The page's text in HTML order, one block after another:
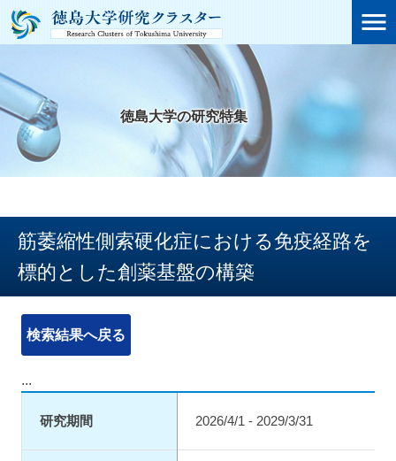

徳島大学の研究特集
筋萎縮性側索硬化症における免疫経路を
標的とした創薬基盤の構築
検索結果へ戻る
...
研究期間 2026/4/1 - 2029/3/31